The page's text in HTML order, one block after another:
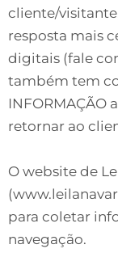
cliente/
resposta mais
digitais (fale
também tem
INFORMAÇÃO
retornar ao
O website de
para coletar
navegação.